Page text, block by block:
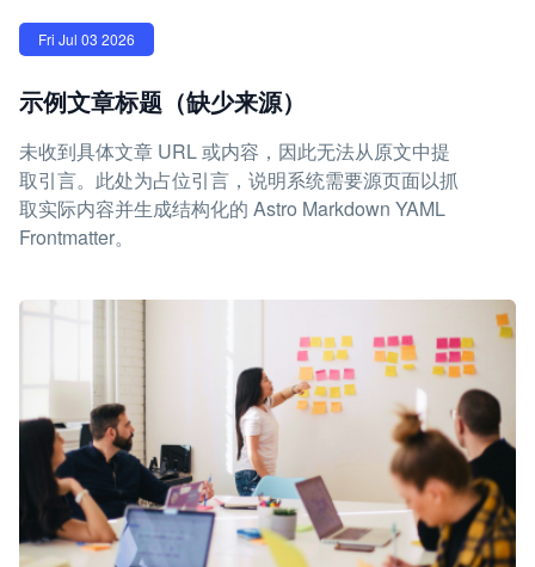
Fri Jul 03 2026
示例文章标题（缺少来源）
未收到具体文章 URL 或内容，因此无法从原文中提
取引言。此处为占位引言，说明系统需要源页面以抓
取实际内容并生成结构化的 Astro Markdown YAML
Frontmatter。